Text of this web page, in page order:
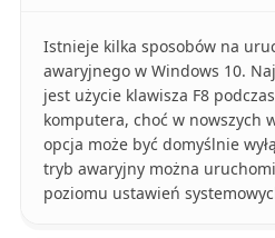
Istnieje kilka sposobów na
awaryjnego w Windows 10.
jest użycie klawisza F8
komputera, choć w nowszych
opcja może być domyślnie
tryb awaryjny można
poziomu ustawień